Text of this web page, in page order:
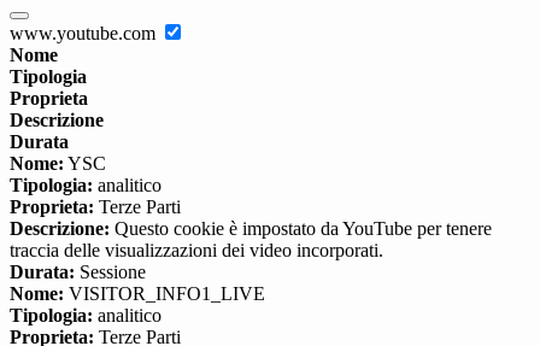
www.youtube.com
Nome
Tipologia
Proprieta
Descrizione
Durata
Nome: YSC
Tipologia: analitico
Proprieta: Terze Parti
Descrizione: Questo cookie è impostato da YouTube per tenere
traccia delle visualizzazioni dei video incorporati.
Durata: Sessione
Nome: VISITOR_INFO1_LIVE
Tipologia: analitico
Proprieta: Terze Parti